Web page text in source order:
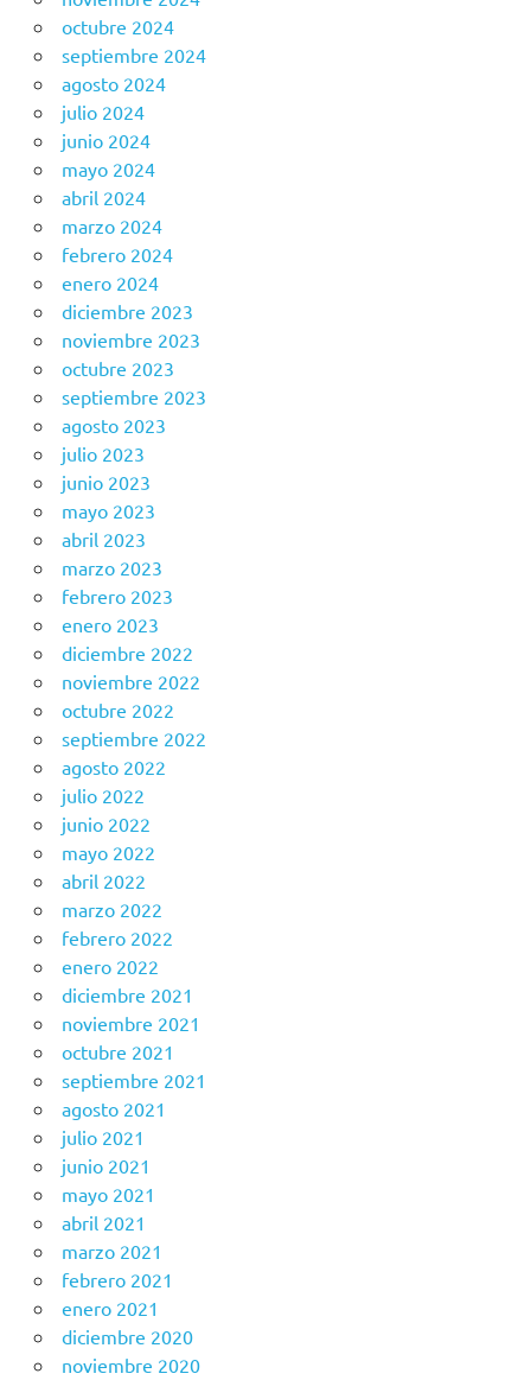
octubre 2024
septiembre 2024
agosto 2024
julio 2024
junio 2024
mayo 2024
abril 2024
marzo 2024
febrero 2024
enero 2024
diciembre 2023
noviembre 2023
octubre 2023
septiembre 2023
agosto 2023
julio 2023
junio 2023
mayo 2023
abril 2023
marzo 2023
febrero 2023
enero 2023
diciembre 2022
noviembre 2022
octubre 2022
septiembre 2022
agosto 2022
julio 2022
junio 2022
mayo 2022
abril 2022
marzo 2022
febrero 2022
enero 2022
diciembre 2021
noviembre 2021
octubre 2021
septiembre 2021
agosto 2021
julio 2021
junio 2021
mayo 2021
abril 2021
marzo 2021
febrero 2021
enero 2021
diciembre 2020
noviembre 2020